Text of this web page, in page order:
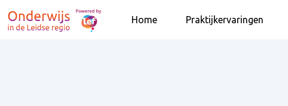
Home Praktijkervaringen